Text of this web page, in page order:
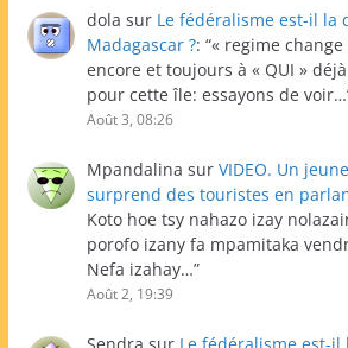
dola sur Le fédéralisme est-il la
Madagascar ?: “« regime
encore et toujours à « QUI »
pour cette île: essayons de voir…
Août 3, 08:26
Mpandalina sur VIDEO. Un
surprend des touristes en
Koto hoe tsy nahazo izay
porofo izany fa mpamitaka
Nefa izahay…”
Août 2, 19:39